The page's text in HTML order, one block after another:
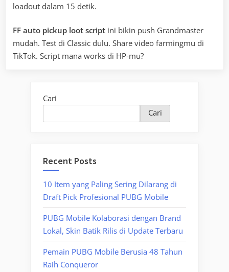
loadout dalam 15 detik.
FF auto pickup loot script ini bikin push Grandmaster
mudah. Test di Classic dulu. Share video farmingmu di
TikTok. Script mana works di HP-mu?
Cari
Cari
Recent Posts
10 Item yang Paling Sering Dilarang di
Draft Pick Profesional PUBG Mobile
PUBG Mobile Kolaborasi dengan Brand
Lokal, Skin Batik Rilis di Update Terbaru
Pemain PUBG Mobile Berusia 48 Tahun
Raih Conqueror